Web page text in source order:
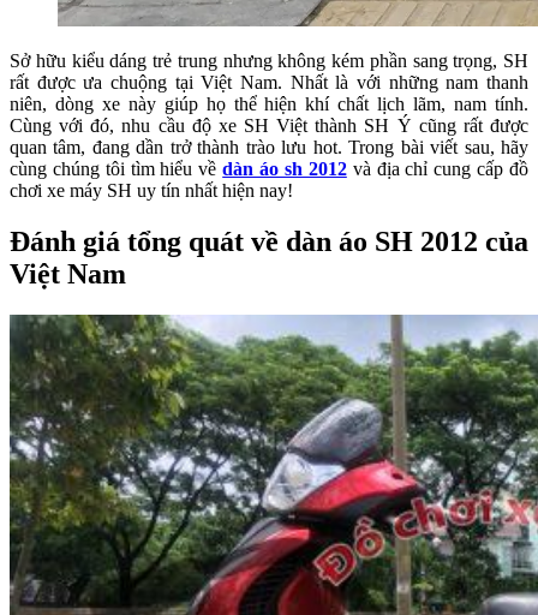
Sở hữu kiểu dáng trẻ trung nhưng không kém phần sang trọng, SH
rất được ưa chuộng tại Việt Nam. Nhất là với những nam thanh
niên, dòng xe này giúp họ thể hiện khí chất lịch lãm, nam tính.
Cùng với đó, nhu cầu độ xe SH Việt thành SH Ý cũng rất được
quan tâm, đang dần trở thành trào lưu hot. Trong bài viết sau, hãy
cùng chúng tôi tìm hiểu vềdàn áo sh 2012và địa chỉ cung cấp đồ
chơi xe máy SH uy tín nhất hiện nay!
Đánh giá tổng quát về dàn áo SH 2012 của
Việt Nam